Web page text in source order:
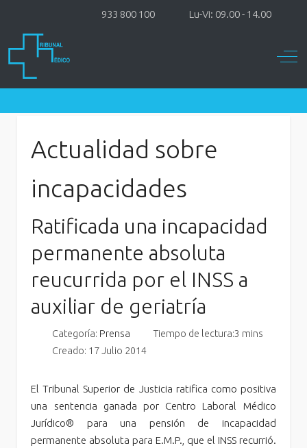
933 800 100 Lu-Vi: 09.00 - 14.00
Off-
Actualidad sobre
incapacidades
Ratificada una incapacidad
permanente absoluta
reucurrida por el INSS a
auxiliar de geriatría
Categoría: Prensa
Tiempo de lectura:3 mins
Creado: 17 Julio 2014
El Tribunal Superior de Justicia ratifica como positiva
una sentencia ganada por Centro Laboral Médico
Jurídico® para una pensión de incapacidad
permanente absoluta para E.M.P., que el INSS recurrió.